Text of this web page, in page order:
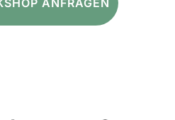
ANFRAGEN